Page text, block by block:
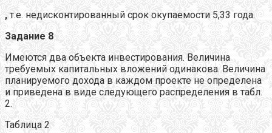
,т.е. недисконтированный срок окупаемости 5,33 года.
Задание 8
Имеются два объекта инвестирования. Величина
требуемых капитальных вложений одинакова. Величина
планируемого дохода в каждом проекте не определена
и приведена в виде следующего распределения в табл.
2.
Таблица 2